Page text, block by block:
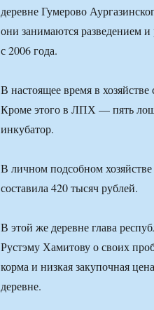
деревне Гумерово
они занимаются разведением
с 2006 года.
В настоящее время в
Кроме этого в ЛПХ — пять
инкубатор.
В личном подсобном
составила 420 тысяч рублей.
В этой же деревне глава
Рустэму Хамитову о своих
корма и низкая закупочная
деревне.